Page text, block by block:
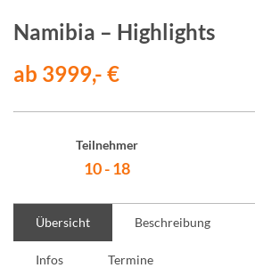
Namibia – Highlights
ab 3999,- €
Teilnehmer
10 - 18
Übersicht Beschreibung
Infos Termine